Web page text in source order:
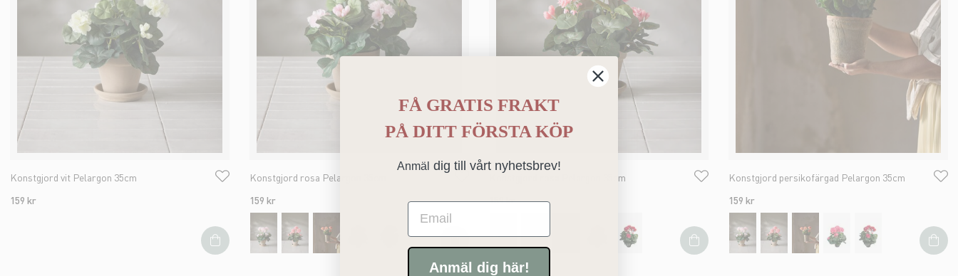
Konstgjord vit Pelargon 35cm
159 kr
Konstgjord rosa Pelargon 35cm
159 kr
Konstgjord rosa Pelargon 35cm
159 kr
Konstgjord persikofärgad Pelargon 35cm
159 kr
FÅ GRATIS FRAKT
PÅ DITT FÖRSTA KÖP
Anmäl dig till vårt nyhetsbrev!
Email
Anmäl dig här!